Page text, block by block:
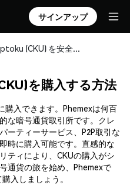
サインアップ
Cryptoku (CKU) を安全に購入・保管
を購入する方法
購入できます。Phemexは何百
な暗号通貨取引所です。クレ
ーティーサービス、P2P取引な
時に購入可能です。直感的な
ティにより、CKUの購入がシ
通貨の旅を始め、Phemexで
入しましょう。